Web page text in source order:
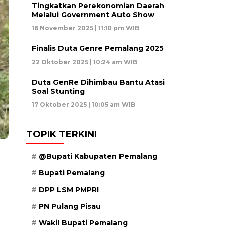
Tingkatkan Perekonomian Daerah
Melalui Government Auto Show
16 November 2025 | 11:10 pm WIB
Finalis Duta Genre Pemalang 2025
22 Oktober 2025 | 10:24 am WIB
Duta GenRe Dihimbau Bantu Atasi
Soal Stunting
17 Oktober 2025 | 10:05 am WIB
TOPIK TERKINI
@Bupati Kabupaten Pemalang
Bupati Pemalang
DPP LSM PMPRI
PN Pulang Pisau
Wakil Bupati Pemalang